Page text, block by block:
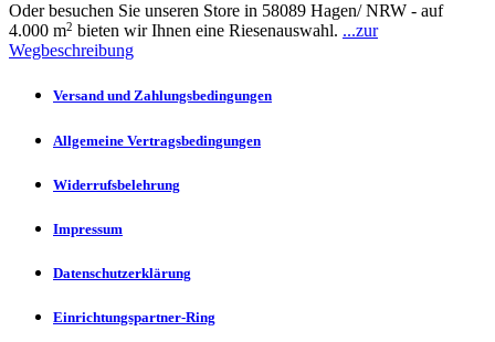
Oder besuchen Sie unseren Store in 58089 Hagen/ NRW - auf
4.000 m2 bieten wir Ihnen eine Riesenauswahl. ...zur
Wegbeschreibung
Versand und Zahlungsbedingungen
Allgemeine Vertragsbedingungen
Widerrufsbelehrung
Impressum
Datenschutzerklärung
Einrichtungspartner-Ring